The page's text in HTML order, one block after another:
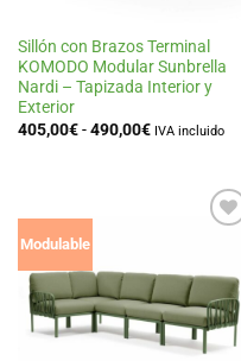
Sillón con Brazos Terminal
KOMODO Modular Sunbrella
Nardi – Tapizada Interior y
Exterior
405,00€ - 490,00€Rango
IVA incluido
Modulable
lista
deseos